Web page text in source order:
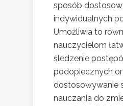
sposób
indywidualnych
Umożliwia to
nauczycielom
śledzenie
podopiecznych
dostosowywanie
nauczania do